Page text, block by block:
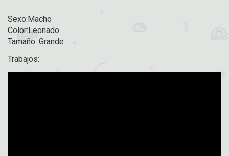
Sexo:Macho
Color:Leonado
Tamaño: Grande
Trabajos: